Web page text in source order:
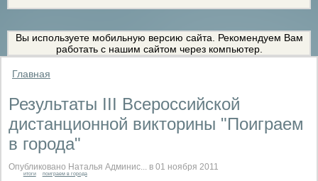
Вы используете мобильную версию сайта. Рекомендуем Вам
работать с нашим сайтом через компьютер.
Главная
Результаты III Всероссийской
дистанционной викторины "Поиграем
в города"
Опубликовано Наталья Админис... в 01 ноября 2011
итоги поиграем в города